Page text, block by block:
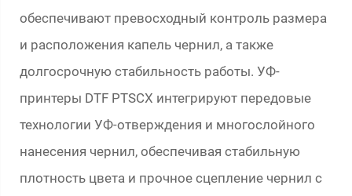
обеспечивают превосходный контроль размера
и расположения капель чернил, а также
долгосрочную стабильность работы. УФ-
принтеры DTF PTSCX интегрируют передовые
технологии УФ-отверждения и многослойного
нанесения чернил, обеспечивая стабильную
плотность цвета и прочное сцепление чернил с